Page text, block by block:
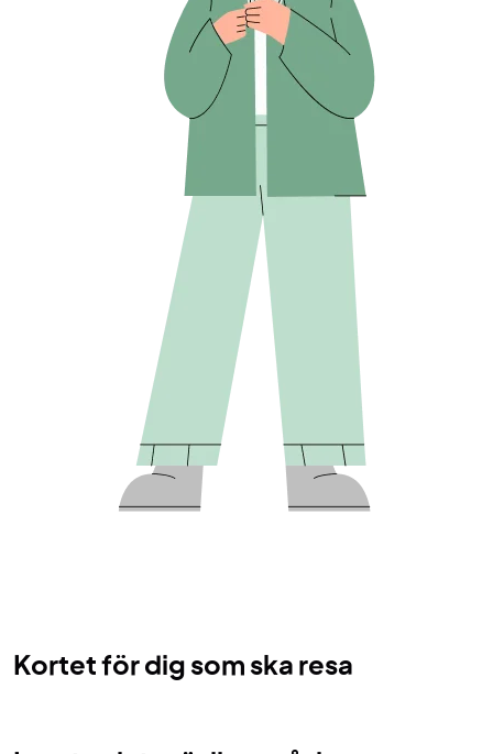
Kortet för dig som ska resa